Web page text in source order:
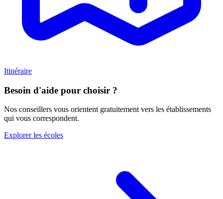
Itinéraire
Besoin d'aide pour choisir ?
Nos conseillers vous orientent gratuitement vers les établissements
qui vous correspondent.
Explorer les écoles